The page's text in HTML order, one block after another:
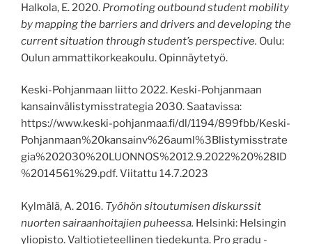
Halkola, E. 2020. Promoting outbound student mobility
by mapping the barriers and drivers and developing the
current situation through student’s perspective. Oulu:
Oulun ammattikorkeakoulu. Opinnäytetyö.
Keski-Pohjanmaan liitto 2022. Keski-Pohjanmaan
kansainvälistymisstrategia 2030. Saatavissa:
https://www.keski-pohjanmaa.fi/dl/1194/899fbb/Keski-
Pohjanmaan%20kansainv%26auml%3Blistymisstrate
gia%202030%20LUONNOS%2012.9.2022%20%28ID
%2014561%29.pdf. Viitattu 14.7.2023
Kylmälä, A. 2016. Työhön sitoutumisen diskurssit
nuorten sairaanhoitajien puheessa. Helsinki: Helsingin
yliopisto. Valtiotieteellinen tiedekunta. Pro gradu -